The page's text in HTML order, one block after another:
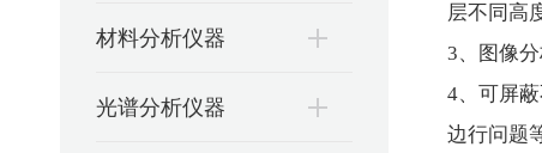
材料分析仪器
光谱分析仪器
层不同高
3、图像
4、可屏
边行问题